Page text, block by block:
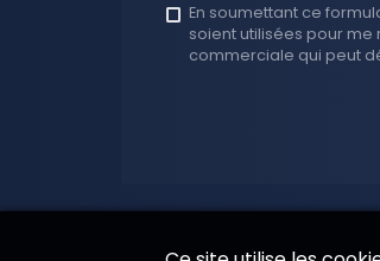
En soumettant ce
soient utilisées pour
commerciale qui peut